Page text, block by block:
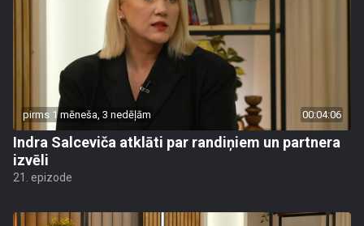
pirms 1 mēneša, 3 nedēļām 00:04:06
Indra Salceviča atklāti par randiņiem un partnera
izvēli
21. epizode